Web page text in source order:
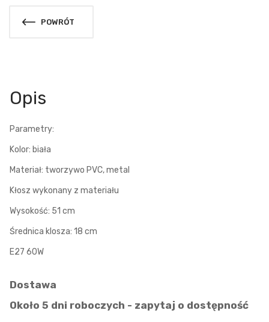
POWRÓT
Opis
Parametry:
Kolor: biała
Materiał: tworzywo PVC, metal
Kłosz wykonany z materiału
Wysokość: 51 cm
Średnica klosza: 18 cm
E27 60W
Dostawa
Około 5 dni roboczych - zapytaj o dostępność